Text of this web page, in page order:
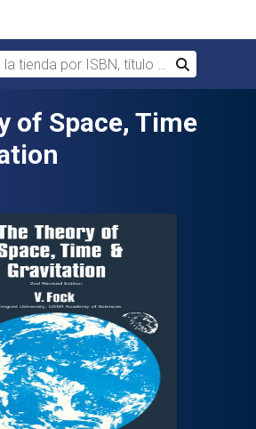
tienda por ISBN, título o autor
Buscar
of Space, Time